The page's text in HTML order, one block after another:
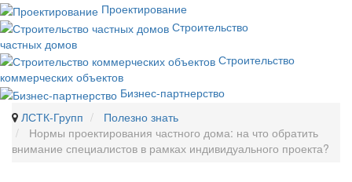
Проектирование
Строительство
частных домов
Строительство
коммерческих объектов
Бизнес-партнерство
ЛСТК-Групп
Полезно знать
Нормы проектирования частного дома: на что обратить
внимание специалистов в рамках индивидуального проекта?